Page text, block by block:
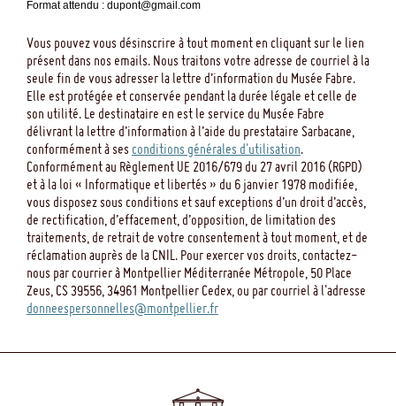
Format attendu : dupont@gmail.com
Vous pouvez vous désinscrire à tout moment en cliquant sur le lien
présent dans nos emails. Nous traitons votre adresse de courriel à la
seule fin de vous adresser la lettre d’information du Musée Fabre.
Elle est protégée et conservée pendant la durée légale et celle de
son utilité. Le destinataire en est le service du Musée Fabre
délivrant la lettre d’information à l’aide du prestataire Sarbacane,
conformément à ses conditions générales d'utilisation.
Conformément au Règlement UE 2016/679 du 27 avril 2016 (RGPD)
et à la loi « Informatique et libertés » du 6 janvier 1978 modifiée,
vous disposez sous conditions et sauf exceptions d’un droit d’accès,
de rectification, d’effacement, d’opposition, de limitation des
traitements, de retrait de votre consentement à tout moment, et de
réclamation auprès de la CNIL. Pour exercer vos droits, contactez-
nous par courrier à Montpellier Méditerranée Métropole, 50 Place
Zeus, CS 39556, 34961 Montpellier Cedex, ou par courriel à l'adresse
donneespersonnelles@montpellier.fr